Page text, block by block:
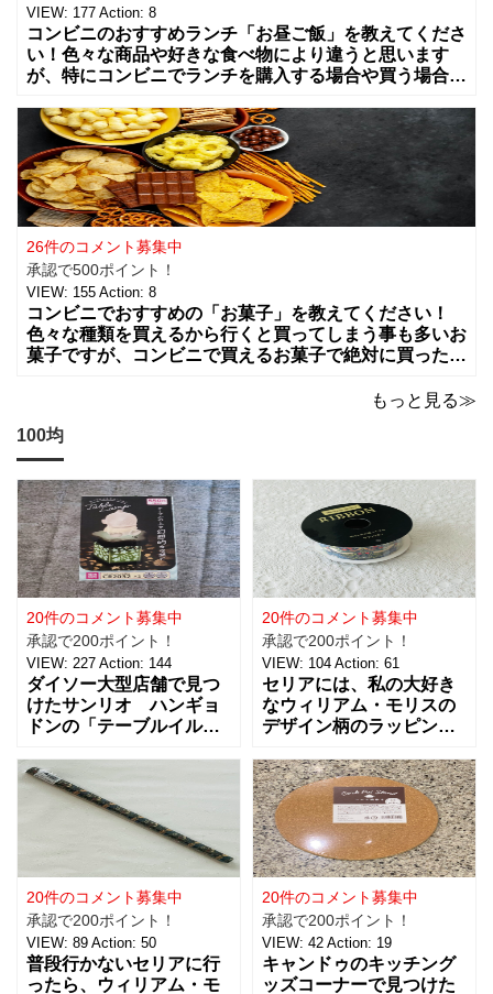
VIEW: 177 Action: 8
コンビニのおすすめランチ「お昼ご飯」を教えてくださ
い！色々な商品や好きな食べ物により違うと思います
が、特にコンビニでランチを購入する場合や買う場合に
カップラーメンやコンビニ弁当、総菜やサラダ
26件のコメント募集中
承認で500ポイント！
VIEW: 155 Action: 8
コンビニでおすすめの「お菓子」を教えてください！
色々な種類を買えるから行くと買ってしまう事も多いお
菓子ですが、コンビニで買えるお菓子で絶対に買った方
もっと見る≫
100均
20件のコメント募集中
承認で200ポイント！
VIEW: 227 Action: 144
ダイソー大型店舗で見つ
けたサンリオ ハンギョ
ドンの「テーブルイルミ
円を買ってきました。 パ
ーティーのテーブルデコ
レーションやおやすみ前
のリラックスタイムに良
さそうな商品で、あの
「ハンギョドン」がデザ
インされたライトは、
20件のコメント募集中
承認で200ポイント！
VIEW: 104 Action: 61
セリアには、私の大好き
なウィリアム・モリスの
デザイン柄のラッピング
です！【サテンリボンマ
スターピースコレクショ
ン/WM】もとっても素敵
なので、紹介しますね。
サテンリボンの材質は、
ポリエステル。サイズ
は、約幅30㎜ x
20件のコメント募集中
承認で200ポイント！
VIEW: 89 Action: 50
普段行かないセリアに行
ったら、ウィリアム・モ
20件のコメント募集中
承認で200ポイント！
VIEW: 42 Action: 19
キャンドゥのキッチング
ッズコーナーで見つけた